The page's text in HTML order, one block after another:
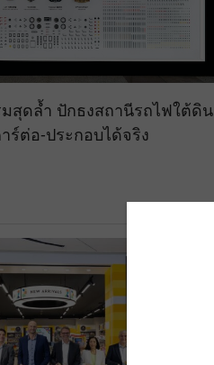
มสุดล้ำ ปักธงสถานีรถไฟใต้ดิน
ร์ต่อ-ประกอบได้จริง